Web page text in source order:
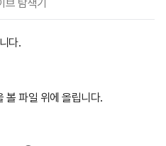
브 탐색기
다.
볼 파일 위에 올립니다.